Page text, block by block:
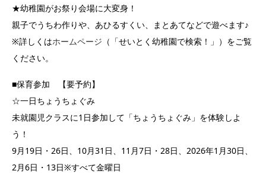
★幼稚園がお祭り会場に大変身！
親子でうちわ作りや、あひるすくい、まとあてなどで遊べます♪
※詳しくはホームページ （「せいとく幼稚園で検索！」）をご覧
ください。
■保育参加 【要予約】
☆一日ちょうちょぐみ
未就園児クラスに1日参加して「ちょうちょぐみ」を体験しよ
う！
9月19日・26日、10月31日、11月7日・28日、2026年1月30日、
2月6日・13日※すべて金曜日